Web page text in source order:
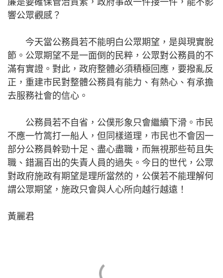
響公眾觀感？
今天當公務員若不能明白公眾期望，是與現實脫
節。公眾期望不是一面倒的民粹，公眾對公務員的不
滿有實證。對此，政府整體必須積極回應，要撥亂反
正，重建市民對整體公務員有能力、有熱心、有承擔
去服務社會的信心。
公務員若不自省，公僕形象只會繼續下滑。市民
不應一竹篙打一船人，但同樣道理，市民也不會因一
部分公務員幹勁十足、盡心盡職，而無視那些苟且失
職、錯漏百出的失責人員的過失。今日的世代，公眾
對政府施政有期望是理所當然的，公僕若不能理解何
謂公眾期望，施政只會與人心所向越行越遠！
黃麗君